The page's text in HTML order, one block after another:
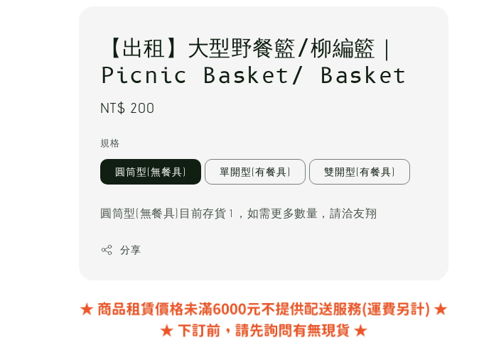
【出租】大型野餐籃/柳編籃｜
Picnic Basket/ Basket
Regular
NT$ 200
規格
圓筒型(無餐具) 單開型(有餐具) 雙開型(有餐具)
圓筒型(無餐具)目前存貨 1 ，如需更多數量，請洽友翔
分享